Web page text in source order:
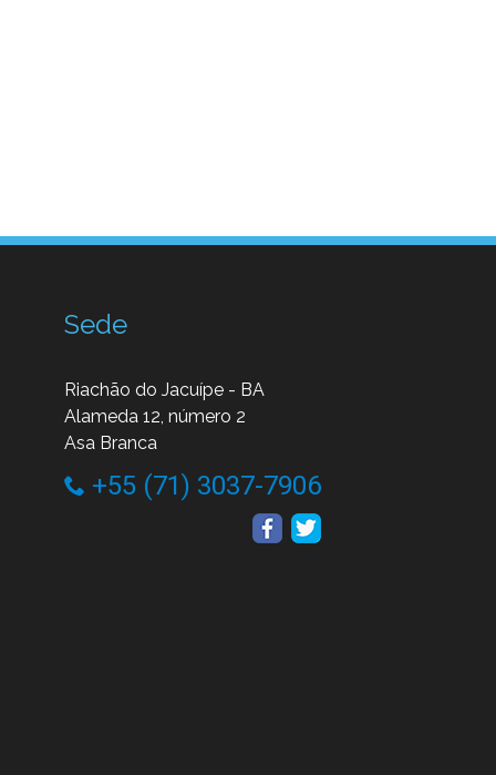
Sede
Riachão do Jacuípe - BA
Alameda 12, número 2
Asa Branca
+55 (71) 3037-7906